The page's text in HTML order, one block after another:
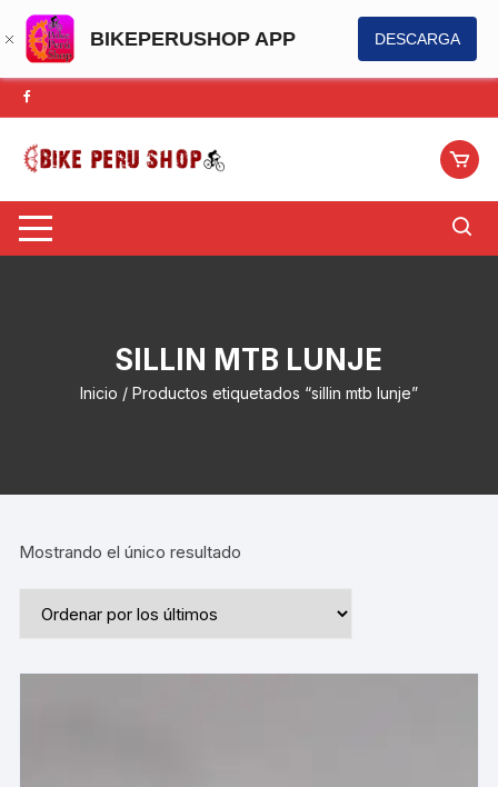
BIKEPERUSHOP APP DESCARGA
Saltar
al
contenido
SILLIN MTB LUNJE
Inicio / Productos etiquetados “sillin mtb lunje”
Mostrando el único resultado